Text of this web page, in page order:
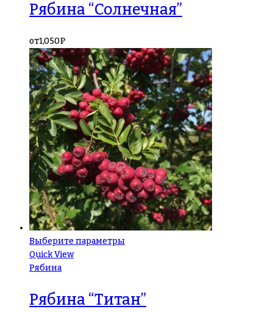
Рябина “Солнечная”
от1,050₽
Выберите параметры
Quick View
Рябина
Рябина “Титан”